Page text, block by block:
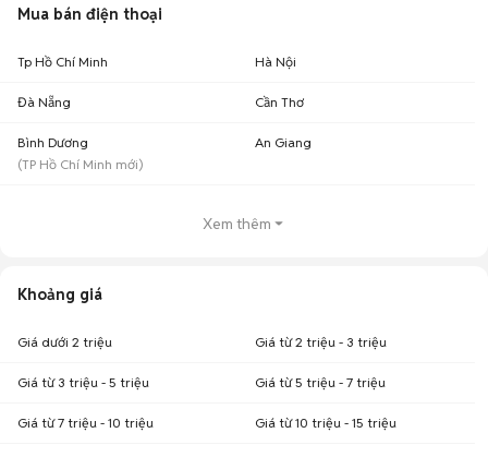
Mua bán điện thoại
Tp Hồ Chí Minh Hà Nội
Đà Nẵng Cần Thơ
Bình Dương
(TP Hồ Chí Minh mới)
An Giang
Xem thêm
Khoảng giá
Giá dưới 2 triệu Giá từ 2 triệu - 3 triệu
Giá từ 3 triệu - 5 triệu Giá từ 5 triệu - 7 triệu
Giá từ 7 triệu - 10 triệu Giá từ 10 triệu - 15 triệu